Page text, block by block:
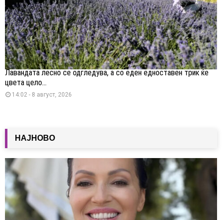
Лавандата лесно се одгледува, а со еден едноставен трик ќе
цвета цело...
14:02 - 8 август, 2026
НАЈНОВО